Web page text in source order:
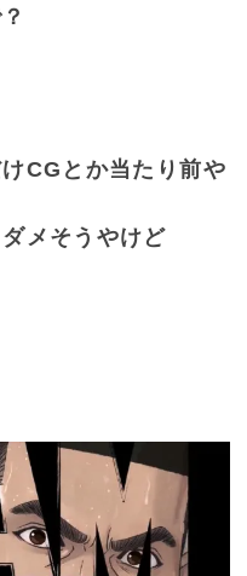
CGとか当たり前や
メそうやけど